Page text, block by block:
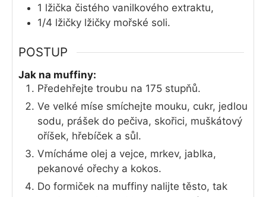
1 lžička čistého vanilkového extraktu,
1/4 lžičky lžičky mořské soli.
POSTUP
Jak na muffiny:
Předehřejte troubu na 175 stupňů.
Ve velké míse smíchejte mouku, cukr, jedlou
sodu, prášek do pečiva, skořici, muškátový
oříšek, hřebíček a sůl.
Vmícháme olej a vejce, mrkev, jablka,
pekanové ořechy a kokos.
Do formiček na muffiny nalijte těsto, tak